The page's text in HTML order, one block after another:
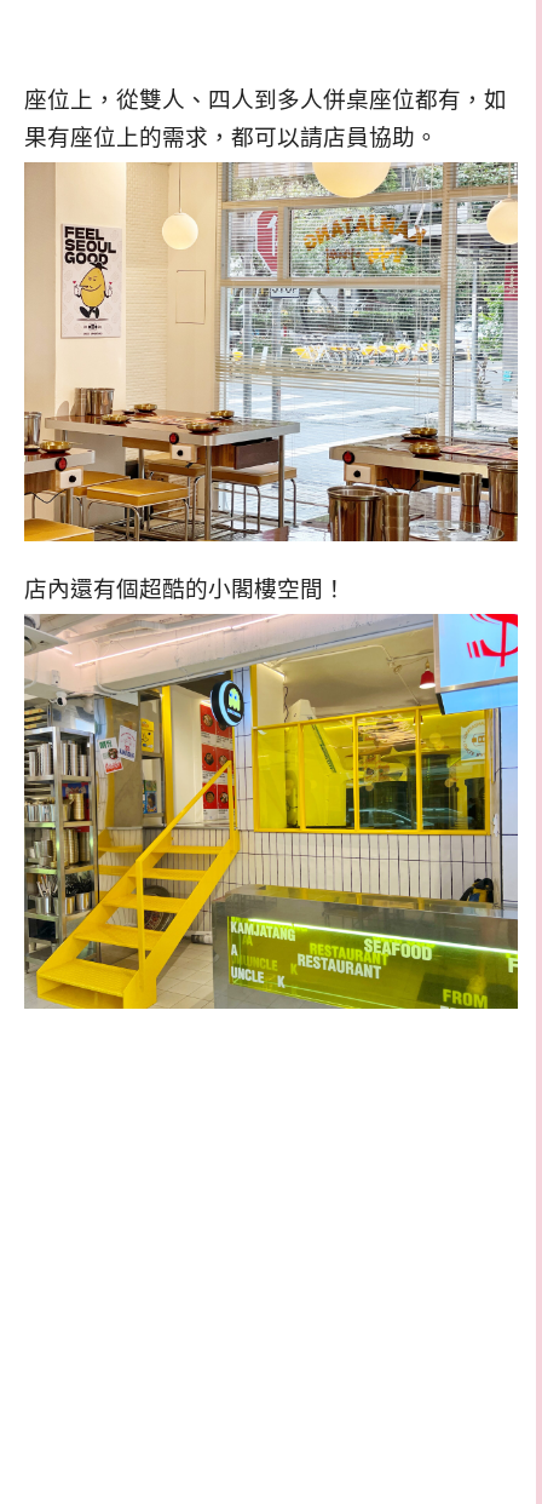
座位上，從雙人、四人到多人併桌座位都有，如
果有座位上的需求，都可以請店員協助。
店內還有個超酷的小閣樓空間！